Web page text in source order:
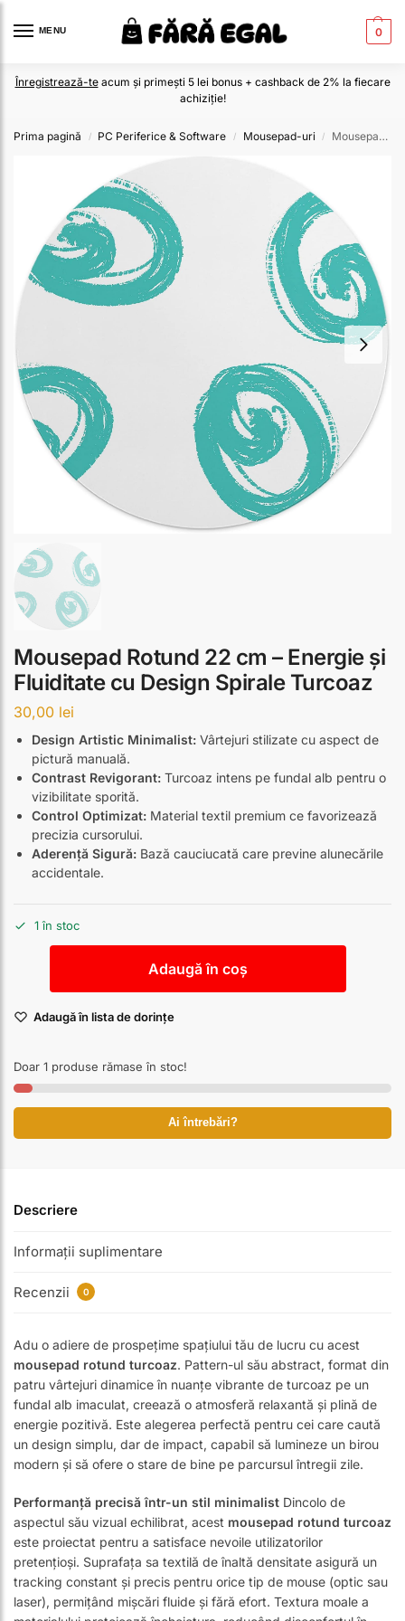
MENU 0
Înregistrează-teacum și primești 5 lei bonus + cashback de 2% la fiecare
achiziție!
Prima pagină / PC Periferice & Software / Mousepad-uri / Mousepad Rotund 22 cm – Energie și Fluiditate cu Design Spirale Turcoaz
Mousepad Rotund 22 cm – Energie și
Fluiditate cu Design Spirale Turcoaz
30,00 lei
Design Artistic Minimalist: Vârtejuri stilizate cu aspect de
pictură manuală.
Contrast Revigorant: Turcoaz intens pe fundal alb pentru o
vizibilitate sporită.
Control Optimizat: Material textil premium ce favorizează
precizia cursorului.
Aderență Sigură: Bază cauciucată care previne alunecările
accidentale.
1 în stoc
Adaugă în coș
Adaugă în lista de dorințe
Doar 1 produse rămase în stoc!
Ai întrebări?
Descriere
Informații suplimentare
Recenzii 0
Adu o adiere de prospețime spațiului tău de lucru cu acest
mousepad rotund turcoaz. Pattern-ul său abstract, format din
patru vârtejuri dinamice în nuanțe vibrante de turcoaz pe un
fundal alb imaculat, creează o atmosferă relaxantă și plină de
energie pozitivă. Este alegerea perfectă pentru cei care caută
un design simplu, dar de impact, capabil să lumineze un birou
modern și să ofere o stare de bine pe parcursul întregii zile.
Performanță precisă într-un stil minimalist Dincolo de
aspectul său vizual echilibrat, acest mousepad rotund turcoaz
este proiectat pentru a satisface nevoile utilizatorilor
pretențioși. Suprafața sa textilă de înaltă densitate asigură un
tracking constant și precis pentru orice tip de mouse (optic sau
laser), permițând mișcări fluide și fără efort. Textura moale a